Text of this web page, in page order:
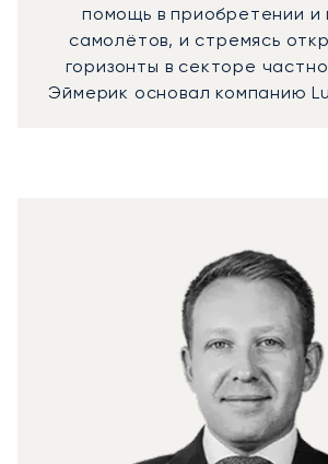
помощь в приобретении и
самолётов, и стремясь
горизонты в секторе
Эймерик основал компанию